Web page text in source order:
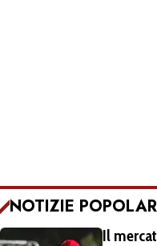
NOTIZIE
Il